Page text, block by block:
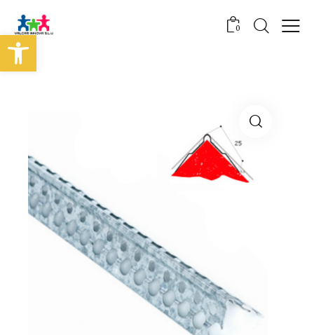
Abrir barra de herramientas 0